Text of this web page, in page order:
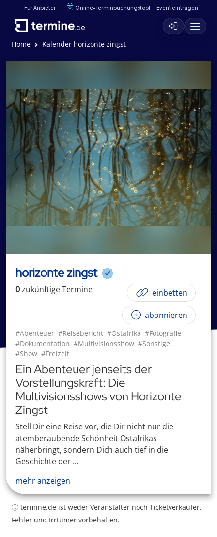
Für Anbieter Online-Terminbuchungstool Event eintragen
Home Kalender horizonte zingst
horizonte zingst
0zukünftigeTermine einbetten
abonnieren
#Abenteuer #Reisebericht #Ostafrika #Fotografie
#Dokumentation #Multivisionsshow #Sonstige
#Show #Freizeit
Ein Abenteuer jenseits der
Vorstellungskraft: Die
Multivisionsshows von Horizonte
Zingst
Stell Dir eine Reise vor, die Dir nicht nur die
atemberaubende Schönheit Ostafrikas
näherbringt, sondern Dich auch tief in die
Geschichte der ...
mehr anzeigen
termine.de ist weder Veranstalter noch Ticketverkäufer.
Fehler und Irrtümer vorbehalten.